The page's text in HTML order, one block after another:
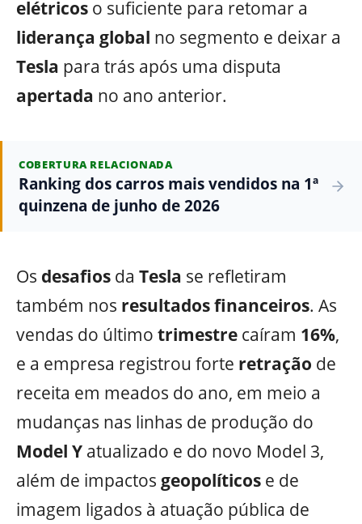
elétricos o suficiente para retomar a
liderança global no segmento e deixar a
Tesla para trás após uma disputa
apertada no ano anterior.
COBERTURA RELACIONADA
Ranking dos carros mais vendidos na 1ª
quinzena de junho de 2026
Os desafios da Tesla se refletiram
também nos resultadosfinanceiros. As
vendas do último trimestre caíram 16%,
e a empresa registrou forte retração de
receita em meados do ano, em meio a
mudanças nas linhas de produção do
Model Y atualizado e do novo Model 3,
além de impactos geopolíticos e de
imagem ligados à atuação pública de